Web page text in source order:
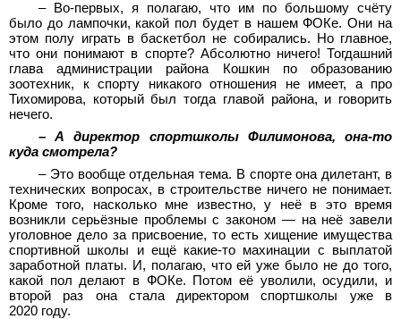
– Во-первых, я полагаю, что им по большому счёту
было до лампочки, какой пол будет в нашем ФОКе. Они на
этом полу играть в баскетбол не собирались. Но главное,
что они понимают в спорте? Абсолютно ничего! Тогдашний
глава администрации района Кошкин по образованию
зоотехник, к спорту никакого отношения не имеет, а про
Тихомирова, который был тогда главой района, и говорить
нечего.
– А директор спортшколы Филимонова, она-то
куда смотрела?
– Это вообще отдельная тема. В спорте она дилетант, в
технических вопросах, в строительстве ничего не понимает.
Кроме того, насколько мне известно, у неё в это время
возникли серьёзные проблемы с законом — на неё завели
уголовное дело за присвоение, то есть хищение имущества
спортивной школы и ещё какие-то махинации с выплатой
заработной платы. И, полагаю, что ей уже было не до того,
какой пол делают в ФОКе. Потом её уволили, осудили, и
второй раз она стала директором спортшколы уже в
2020 году.